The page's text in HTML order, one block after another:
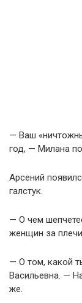
— Ваш
год, — Милана
Арсений
галстук.
— О чем
женщин за
— О том, какой
Васильевна. —
же.